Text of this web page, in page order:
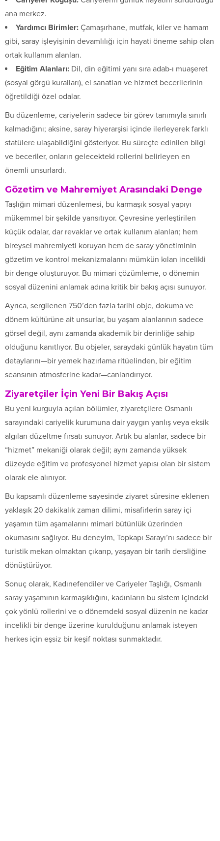
ana merkez.
Yardımcı Birimler: Çamaşırhane, mutfak, kiler ve hamam
gibi, saray işleyişinin devamlılığı için hayati öneme sahip olan
ortak kullanım alanları.
Eğitim Alanları: Dil, din eğitimi yanı sıra adab-ı muaşeret
(sosyal görgü kuralları), el sanatları ve hizmet becerilerinin
öğretildiği özel odalar.
Bu düzenleme, cariyelerin sadece bir görev tanımıyla sınırlı
kalmadığını; aksine, saray hiyerarşisi içinde ilerleyerek farklı
statülere ulaşabildiğini gösteriyor. Bu süreçte edinilen bilgi
ve beceriler, onların gelecekteki rollerini belirleyen en
önemli unsurlardı.
Gözetim ve Mahremiyet Arasındaki Denge
Taşlığın mimari düzenlemesi, bu karmaşık sosyal yapıyı
mükemmel bir şekilde yansıtıyor. Çevresine yerleştirilen
küçük odalar, dar revaklar ve ortak kullanım alanları; hem
bireysel mahremiyeti koruyan hem de saray yönetiminin
gözetim ve kontrol mekanizmalarını mümkün kılan incelikli
bir denge oluşturuyor. Bu mimari çözümleme, o dönemin
sosyal düzenini anlamak adına kritik bir bakış açısı sunuyor.
Ayrıca, sergilenen 750’den fazla tarihi obje, dokuma ve
dönem kültürüne ait unsurlar, bu yaşam alanlarının sadece
görsel değil, aynı zamanda akademik bir derinliğe sahip
olduğunu kanıtlıyor. Bu objeler, saraydaki günlük hayatın tüm
detaylarını—bir yemek hazırlama ritüelinden, bir eğitim
seansının atmosferine kadar—canlandırıyor.
Ziyaretçiler İçin Yeni Bir Bakış Açısı
Bu yeni kurguyla açılan bölümler, ziyaretçilere Osmanlı
sarayındaki cariyelik kurumuna dair yaygın yanlış veya eksik
algıları düzeltme fırsatı sunuyor. Artık bu alanlar, sadece bir
“hizmet” mekaniği olarak değil; aynı zamanda yüksek
düzeyde eğitim ve profesyonel hizmet yapısı olan bir sistem
olarak ele alınıyor.
Bu kapsamlı düzenleme sayesinde ziyaret süresine eklenen
yaklaşık 20 dakikalık zaman dilimi, misafirlerin saray içi
yaşamın tüm aşamalarını mimari bütünlük üzerinden
okumasını sağlıyor. Bu deneyim, Topkapı Sarayı’nı sadece bir
turistik mekan olmaktan çıkarıp, yaşayan bir tarih dersliğine
dönüştürüyor.
Sonuç olarak, Kadınefendiler ve Cariyeler Taşlığı, Osmanlı
saray yaşamının karmaşıklığını, kadınların bu sistem içindeki
çok yönlü rollerini ve o dönemdeki sosyal düzenin ne kadar
incelikli bir denge üzerine kurulduğunu anlamak isteyen
herkes için eşsiz bir keşif noktası sunmaktadır.